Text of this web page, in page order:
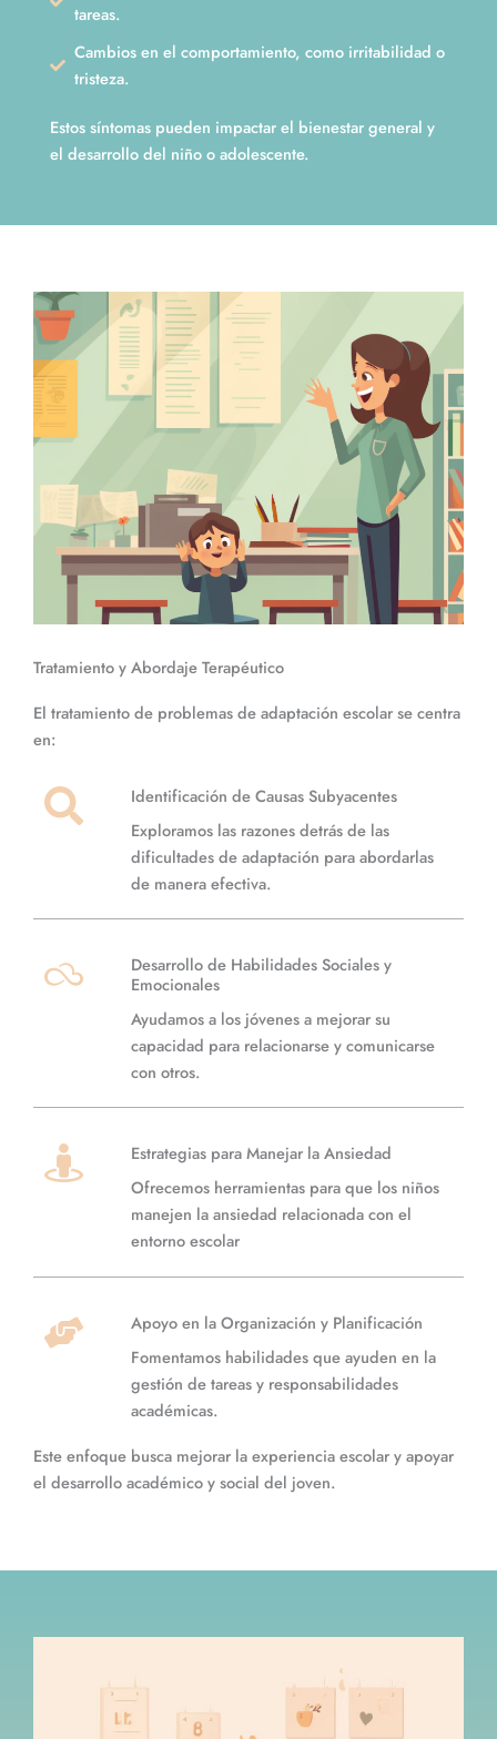
tareas.
Cambios en el comportamiento, como irritabilidad o
tristeza.
Estos síntomas pueden impactar el bienestar general y
el desarrollo del niño o adolescente.
Tratamiento y Abordaje Terapéutico
El tratamiento de problemas de adaptación escolar se centra
en:
Identificación de Causas Subyacentes
Exploramos las razones detrás de las
dificultades de adaptación para abordarlas
de manera efectiva.
Desarrollo de Habilidades Sociales y
Emocionales
Ayudamos a los jóvenes a mejorar su
capacidad para relacionarse y comunicarse
con otros.
Estrategias para Manejar la Ansiedad
Ofrecemos herramientas para que los niños
manejen la ansiedad relacionada con el
entorno escolar
Apoyo en la Organización y Planificación
Fomentamos habilidades que ayuden en la
gestión de tareas y responsabilidades
académicas.
Este enfoque busca mejorar la experiencia escolar y apoyar
el desarrollo académico y social del joven.